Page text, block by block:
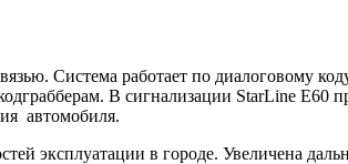
Система работает по диалоговому
В сигнализации StarLine
автомобиля.
эксплуатации в городе. Увеличена